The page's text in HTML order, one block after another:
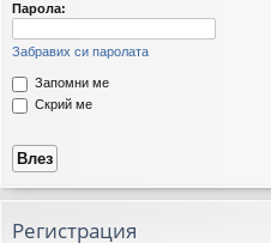
Парола:
Забравих си паролата
Запомни ме
Скрий ме
Регистрация